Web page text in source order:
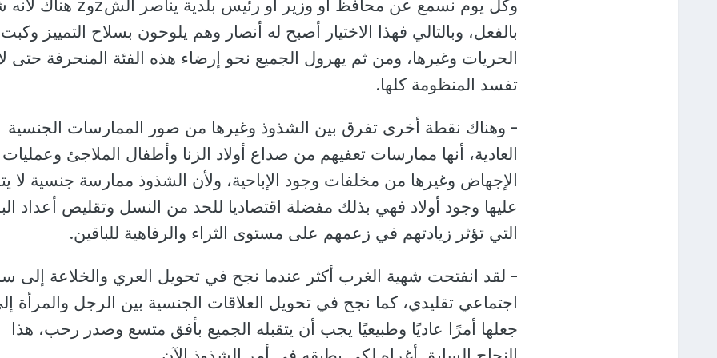
بالفعل، وبالتالي فهذا الاختيار أصبح له أنصار وهم يلوحون بسلاح التمييز وكبت
الحريات وغيرها، ومن ثم يهرول الجميع نحو إرضاء هذه الفئة المنحرفة حتى
تفسد المنظومة كلها.
- وهناك نقطة أخرى تفرق بين الشذوذ وغيرها من صور الممارسات الجنسية
العادية، أنها ممارسات تعفيهم من صداع أولاد الزنا وأطفال الملاجئ وعمليات
الإجهاض وغيرها من مخلفات وجود الإباحية، ولأن الشذوذ ممارسة جنسية لا
عليها وجود أولاد فهي بذلك مفضلة اقتصاديا للحد من النسل وتقليص أعداد
التي تؤثر زيادتهم في زعمهم على مستوى الثراء والرفاهية للباقين.
- لقد انفتحت شهية الغرب أكثر عندما نجح في تحويل العري والخلاعة إلى
اجتماعي تقليدي، كما نجح في تحويل العلاقات الجنسية بين الرجل والمرأة
جعلها أمرًا عاديًا وطبيعيًا يجب أن يتقبله الجميع بأفق متسع وصدر رحب، هذا